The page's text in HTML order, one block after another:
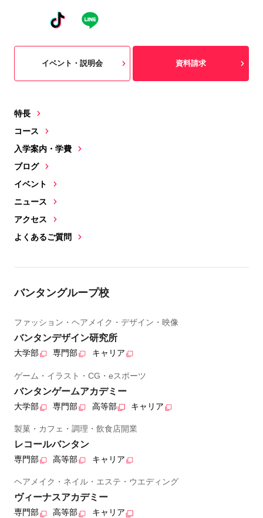
特長
コース
入学案内・学費
ブログ
イベント
ニュース
アクセス
よくあるご質問
イベント・説明会 資料請求
バンタングループ校
ファッション・ヘアメイク・デザイン・映像
バンタンデザイン研究所
大学部 専門部 キャリア
ゲーム・イラスト・CG・eスポーツ
バンタンゲームアカデミー
大学部 専門部 高等部 キャリア
製菓・カフェ・調理・飲食店開業
レコールバンタン
専門部 高等部 キャリア
ヘアメイク・ネイル・エステ・ウエディング
ヴィーナスアカデミー
専門部 高等部 キャリア